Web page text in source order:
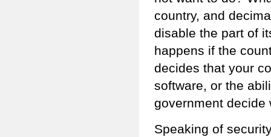
country, and
disable the part of
happens if the
decides that your
software, or the
government decide
Speaking of